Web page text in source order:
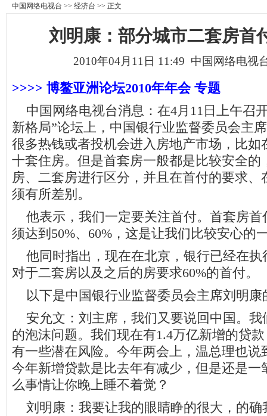
中国网络电视台 >> 经济台 >> 正文
刘明康：部分城市二套房首
2010年04月11日 11:49 中国网络电视
>>>> 博鳌亚洲论坛2010年年会 专题
中国网络电视台消息：在4月11日上午召
新格局”论坛上，中国银行业监督委员会主
很多热钱或者投机会进入房地产市场，比如
十套住房。但是首套房一般都是比较安全的
房、二套房进行区分，并且在首付的要求、
须有所差别。
他表示，我们一定要关注首付。首套房首
须达到50%、60%，这是让我们比较安心的
他同时指出，现在在北京，银行已经在执
对于二套房以及之后的房要求60%的首付。
以下是中国银行业监督委员会主席刘明康
安允文：刘主席，我们又要说回中国。我
的泡沫问题。我们现在有1.4万亿新增的贷
有一些潜在风险。今年两会上，温总理也说
今年新增贷款是比去年有减少，但是还是一
么事情让你晚上睡不着觉？
刘明康：我要让我的眼睛睁的很大，的确